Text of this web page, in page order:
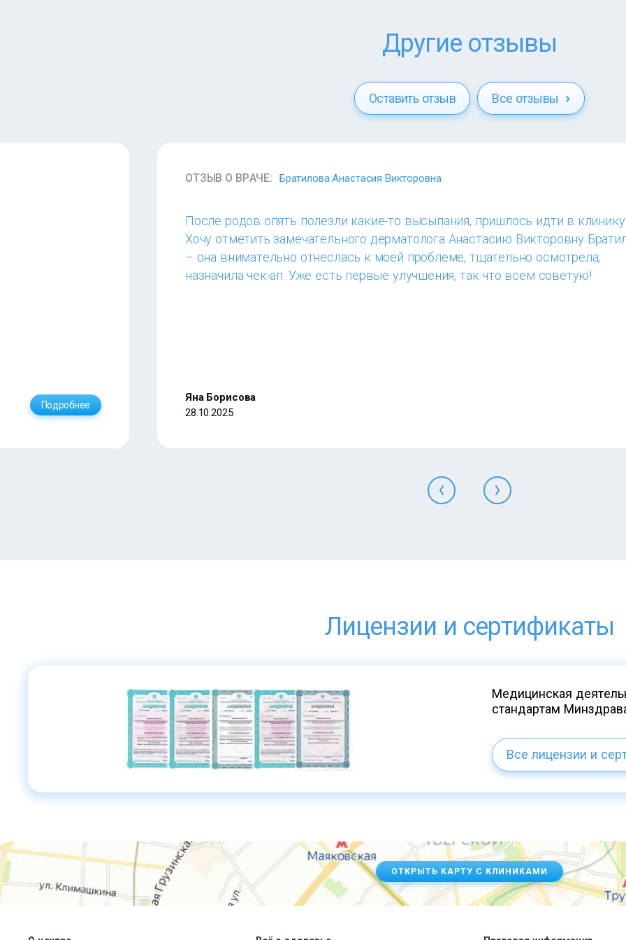
Другие отзывы
Оставить отзыв Все отзывы
Подробнее
ОТЗЫВ О ВРАЧЕ: Братилова Анастасия Викторовна
После родов опять полезли какие-то высыпания, пришлось идти в
Хочу отметить замечательного дерматолога Анастасию Викторовну
– она внимательно отнеслась к моей проблеме, тщательно осмотрела,
назначила чек-ап. Уже есть первые улучшения, так что всем советую!
Яна Борисова
28.10.2025
Лицензии и сертификаты
Медицинская
стандартам
Все лицензии и
ОТКРЫТЬ КАРТУ С КЛИНИКАМИ